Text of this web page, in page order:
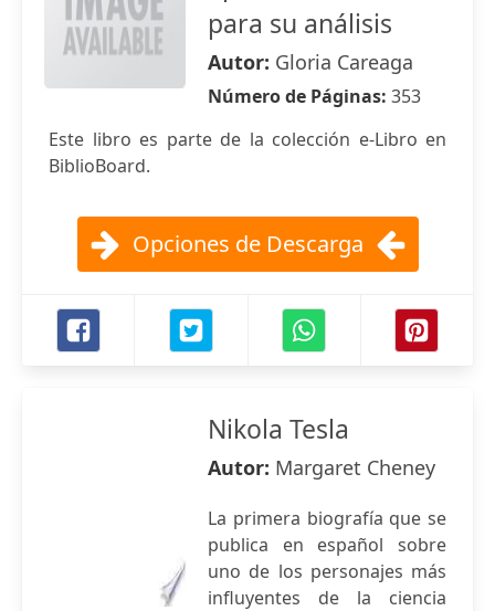
para su análisis
Autor: Gloria Careaga
Número de Páginas: 353
Este libro es parte de la colección e-Libro en
BiblioBoard.
Opciones de Descarga
Nikola Tesla
Autor: Margaret Cheney
La primera biografía que se
publica en español sobre
uno de los personajes más
influyentes de la ciencia